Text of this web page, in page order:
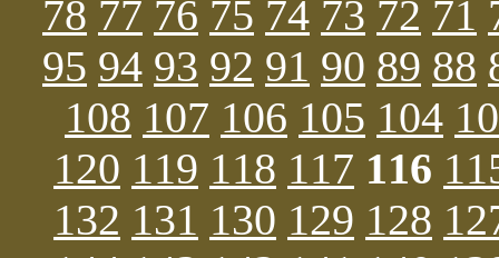
71
72
73
74
75
76
77
78
88
89
90
91
92
93
94
95
104
105
106
107
108
116
117
118
119
120
128
129
130
131
132